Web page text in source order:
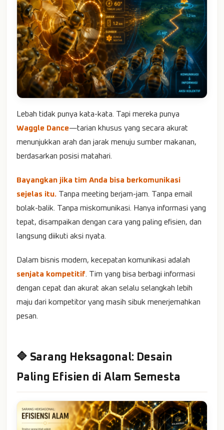
Lebah tidak punya kata-kata. Tapi mereka punya
Waggle Dance—tarian khusus yang secara akurat
menunjukkan arah dan jarak menuju sumber makanan,
berdasarkan posisi matahari.
Bayangkan jika tim Anda bisa berkomunikasi
sejelas itu. Tanpa meeting berjam-jam. Tanpa email
bolak-balik. Tanpa miskomunikasi. Hanya informasi yang
tepat, disampaikan dengan cara yang paling efisien, dan
langsung diikuti aksi nyata.
Dalam bisnis modern, kecepatan komunikasi adalah
senjata kompetitif . Tim yang bisa berbagi informasi
dengan cepat dan akurat akan selalu selangkah lebih
maju dari kompetitor yang masih sibuk menerjemahkan
pesan.
🔷 Sarang Heksagonal: Desain
Paling Efisien di Alam Semesta